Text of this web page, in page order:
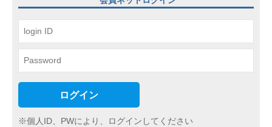
ン
ログイン
※個人ID、PWにより、ログインしてください